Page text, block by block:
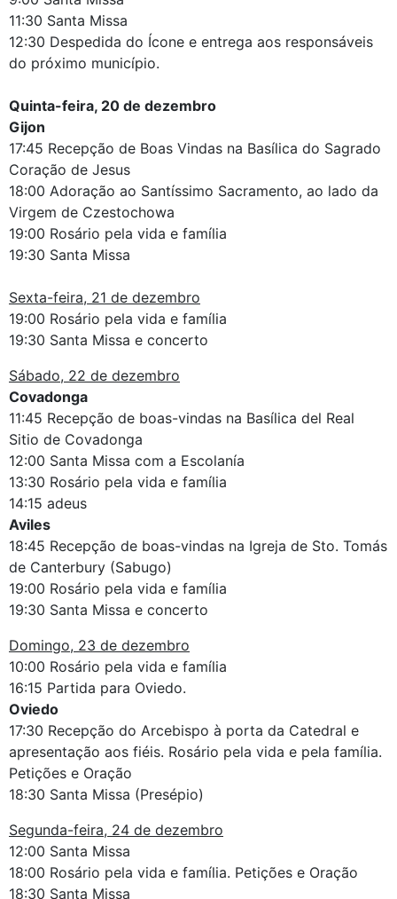
11:30 Santa Missa
12:30 Despedida do Ícone e entrega aos responsáveis ​​
do próximo município.
Quinta-feira, 20 de dezembro
Gijon
17:45 Recepção de Boas Vindas na Basílica do Sagrado
Coração de Jesus
18:00 Adoração ao Santíssimo Sacramento, ao lado da
Virgem de Czestochowa
19:00 Rosário pela vida e família
19:30 Santa Missa
Sexta-feira, 21 de dezembro
19:00 Rosário pela vida e família
19:30 Santa Missa e concerto
Sábado, 22 de dezembro
Covadonga
11:45 Recepção de boas-vindas na Basílica del Real
Sitio de Covadonga
12:00 Santa Missa com a Escolanía
13:30 Rosário pela vida e família
14:15 adeus
Aviles
18:45 Recepção de boas-vindas na Igreja de Sto. Tomás
de Canterbury (Sabugo)
19:00 Rosário pela vida e família
19:30 Santa Missa e concerto
Domingo, 23 de dezembro
10:00 Rosário pela vida e família
16:15 Partida para Oviedo.
Oviedo
17:30 Recepção do Arcebispo à porta da Catedral e
apresentação aos fiéis. Rosário pela vida e pela família.
Petições e Oração
18:30 Santa Missa (Presépio)
Segunda-feira, 24 de dezembro
12:00 Santa Missa
18:00 Rosário pela vida e família. Petições e Oração
18:30 Santa Missa